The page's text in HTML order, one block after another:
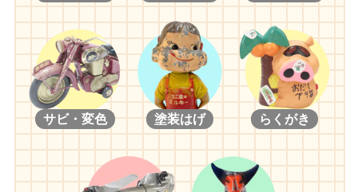
サビ・変色 塗装はげ らくがき